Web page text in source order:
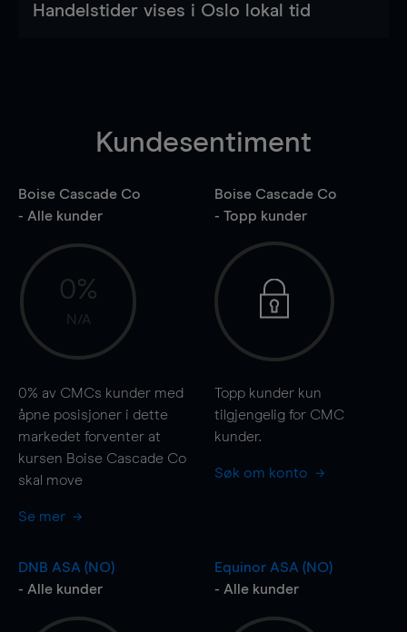
Handelstider vises i Oslo lokal tid
Kundesentiment
Boise Cascade Co
- Alle kunder
0%
N/A
0% av CMCs kunder med
åpne posisjoner i dette
markedet forventer at
kursen Boise Cascade Co
skal move
Se mer
Boise Cascade Co
- Topp kunder
Topp kunder kun
tilgjengelig for CMC
kunder.
Søk om konto
DNB ASA (NO)
- Alle kunder
Equinor ASA (NO)
- Alle kunder